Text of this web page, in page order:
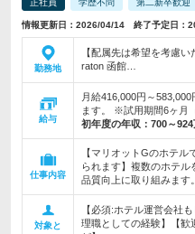
正社員 学歴不問 第二新卒歓迎
情報更新日：2026/04/14 終了予定日：
勤務地
【配属先は希望を考慮
raton 函館…
給与
月給416,000円～
ます。 ※試用期間6ヶ月
初年度の年収： 700～924
仕事内容
【マリオットGのホテ
られます】複数のホテル
品質向上に取り組みます。
対象と
【必須:ホテル運営会社
理職としての経験】【歓